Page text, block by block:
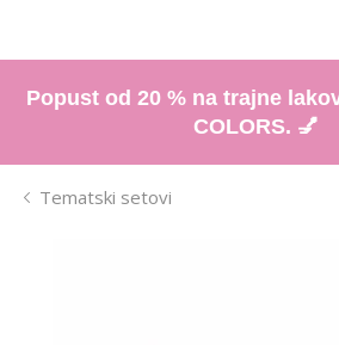
Popust od 20 % na trajne
COLORS. 💅
Tematski setovi